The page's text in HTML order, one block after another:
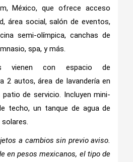
México, que ofrece acceso
área social, salón de eventos,
semi-olímpica, canchas de
spa, y más.
vienen con espacio de
2 autos, área de lavandería en
de servicio. Incluyen mini-
techo, un tanque de agua de
solares.
a cambios sin previo aviso.
en pesos mexicanos, el tipo de